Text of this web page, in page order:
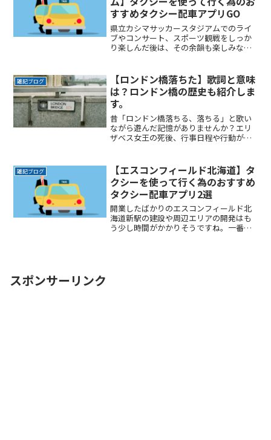
すすめタクシー配車アプリGO
県立カシマサッカースタジアムでのライ
ブやコンサート、スポーツ観戦をしっか
り楽しんだ後は、その余韻も楽しみなが
いところです。かといって混雑回避を理
由にイベントの途中で帰りReadMore...
雑記ブログ
【ロンドン橋落ちた】歌詞と意味
は？ロンドン橋の歴史も紹介しま
す。
昔「ロンドン橋落ちる、落ちる」と歌い
ながら遊んだ記憶がありませんか？エリ
ザベス女王の死後、行事日程や行動が定
た。今回は暗号にまで使われた「ロンド
ン橋落ちた」の歌詞と歴史を紹介しま
す。
雑記ブログ
【エスコンフィールド北海道】タ
クシーを使って行く為のおすすめ
タクシー配車アプリ2選
開業したばかりのエスコンフィールド北
海道新駅の建設や周辺エリアの開発はも
う少し時間がかかりそうですね。一番の
スポンサーリンク